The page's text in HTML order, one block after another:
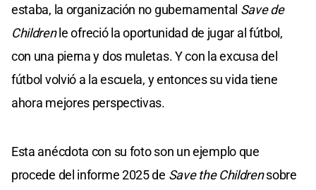
estaba, la organización no gubernamental Save de
Children le ofreció la oportunidad de jugar al fútbol,
con una pierna y dos muletas. Y con la excusa del
fútbol volvió a la escuela, y entonces su vida tiene
ahora mejores perspectivas.
Esta anécdota con su foto son un ejemplo que
procede del informe 2025 de Save the Childrensobre